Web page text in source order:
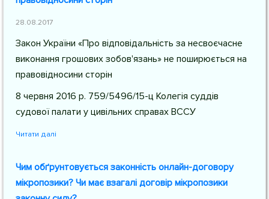
28.08.2017
Закон України «Про відповідальність за несвоєчасне
виконання грошових зобов'язань» не поширюється на
правовідносини сторін
8 червня 2016 р. 759/5496/15-ц Колегія суддів
судової палати у цивільних справах ВССУ
Читати далі
Чим обґрунтовується законність онлайн-договору
мікропозики? Чи має взагалі договір мікропозики